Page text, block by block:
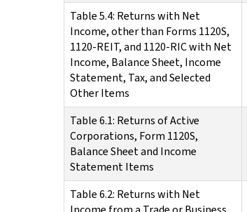
Table 5.4: Returns with Net
Income, other than Forms 1120S,
1120-REIT, and 1120-RIC with Net
Income, Balance Sheet, Income
Statement, Tax, and Selected
Other Items
Table 6.1: Returns of Active
Corporations, Form 1120S,
Balance Sheet and Income
Statement Items
Table 6.2: Returns with Net